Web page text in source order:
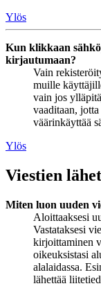
Ylös
Kun klikkaan
kirjautumaan?
Vain
muille
vain jos
vaaditaan,
väärinkäyttää
Ylös
Viestien
Miten luon uuden
Aloittaaksesi
Vastataksesi
kirjoittaminen
oikeuksistasi
alalaidassa.
lähettää